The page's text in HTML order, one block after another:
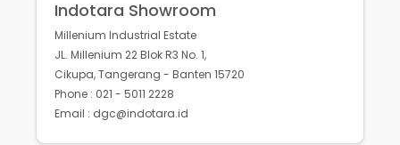
Indotara Showroom
Millenium Industrial Estate
JL. Millenium 22 Blok R3 No. 1,
Cikupa, Tangerang - Banten 15720
Phone : 021 - 5011 2228
Email : dgc@indotara.id